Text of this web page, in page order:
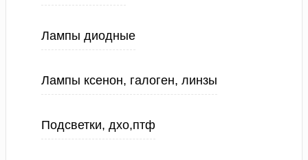
Лампы диодные
Лампы ксенон, галоген, линзы
Подсветки, дхо,птф